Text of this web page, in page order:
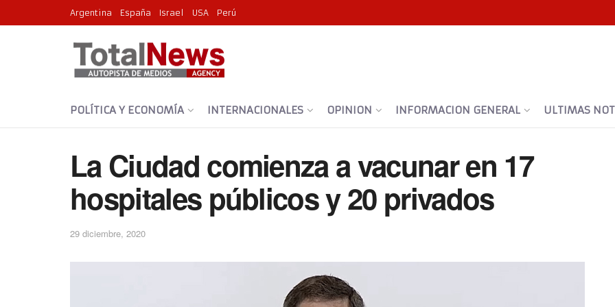
Argentina España Israel USA Perú
POLÍTICA Y ECONOMÍA INTERNACIONALES OPINION INFORMACION GENERAL ULTIMAS
La Ciudad comienza a vacunar en 17
hospitales públicos y 20 privados
29 diciembre, 2020